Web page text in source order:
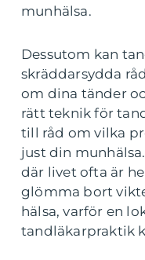
munhälsa.
Dessutom kan
skräddarsydda
om dina tänder
rätt teknik för
till råd om vilka
just din
där livet ofta är
glömma bort
hälsa, varför en
tandläkarpraktik